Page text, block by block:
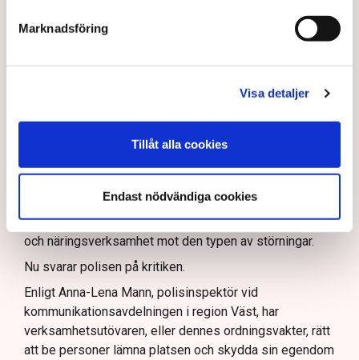
Marknadsföring
Visa detaljer
Tillåt alla cookies
Endast nödvändiga cookies
Rickard Axdorff på Svensk Torv, anser att polisens
resurserinte är tillräckliga
för att skydda verksamheten
att polisen ”behöver utveckla sina metoder för att
skydda tillståndsgivna verksamheter” mot sabotage,
och varnade för att det annars råder ”djungelns lag”.
På sociala medier ifrågasätts det om allemansrätten
tillståndsgiven verksamhet, och om inte polisen borde
ha en tydligare skyldighet att skydda privat egendom
och näringsverksamhet mot den typen av störningar.
Nu svarar polisen på kritiken.
Enligt Anna-Lena Mann, polisinspektör vid
kommunikationsavdelningen i region Väst, har
verksamhetsutövaren, eller dennes ordningsvakter, rätt
att be personer lämna platsen och skydda sin egendom